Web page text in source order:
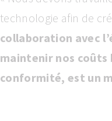
technologie afin de
collaboration avec
maintenir nos coûts
conformité, est un